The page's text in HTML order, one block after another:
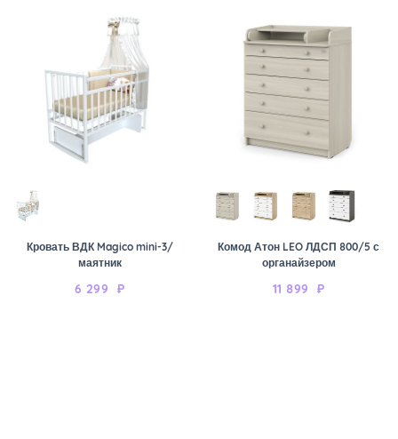
Кровать ВДК Magico mini-3/
маятник
6 299 ₽
Комод Атон LEO ЛДСП 800/5 с
органайзером
11 899 ₽